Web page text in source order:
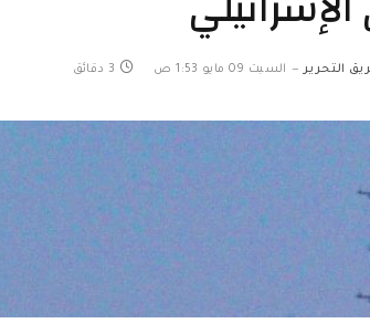
التحرير السبت 09 مايو 1:53 ص 3 دقائق